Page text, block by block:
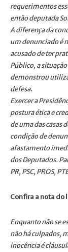
requerimentos
então deputada
A diferença da
um denunciado é
acusado de ter
Público, a
demonstrou
defesa.
Exercer a
postura ética e
de uma das casas
condição de
afastamento
dos Deputados.
PR, PSC, PROS,
Confira a nota do
Enquanto não se
não há culpados,
inocência é